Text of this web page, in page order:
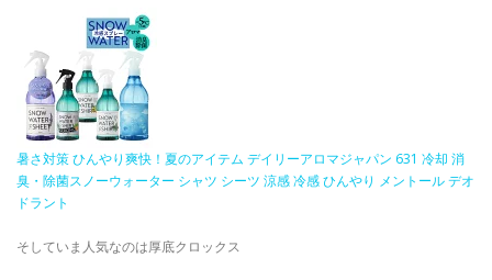
暑さ対策 ひんやり爽快！夏のアイテム デイリーアロマジャパン 631 冷却 消
臭・除菌スノーウォーター シャツ シーツ 涼感 冷感 ひんやり メントール デオ
ドラント
そしていま人気なのは厚底クロックス